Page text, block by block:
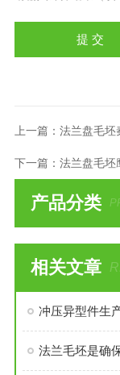
上一篇： 法兰盘毛坯
下一篇： 法兰盘毛坯
产品分类
相关文章
冲压异型件生
法兰毛坯是确